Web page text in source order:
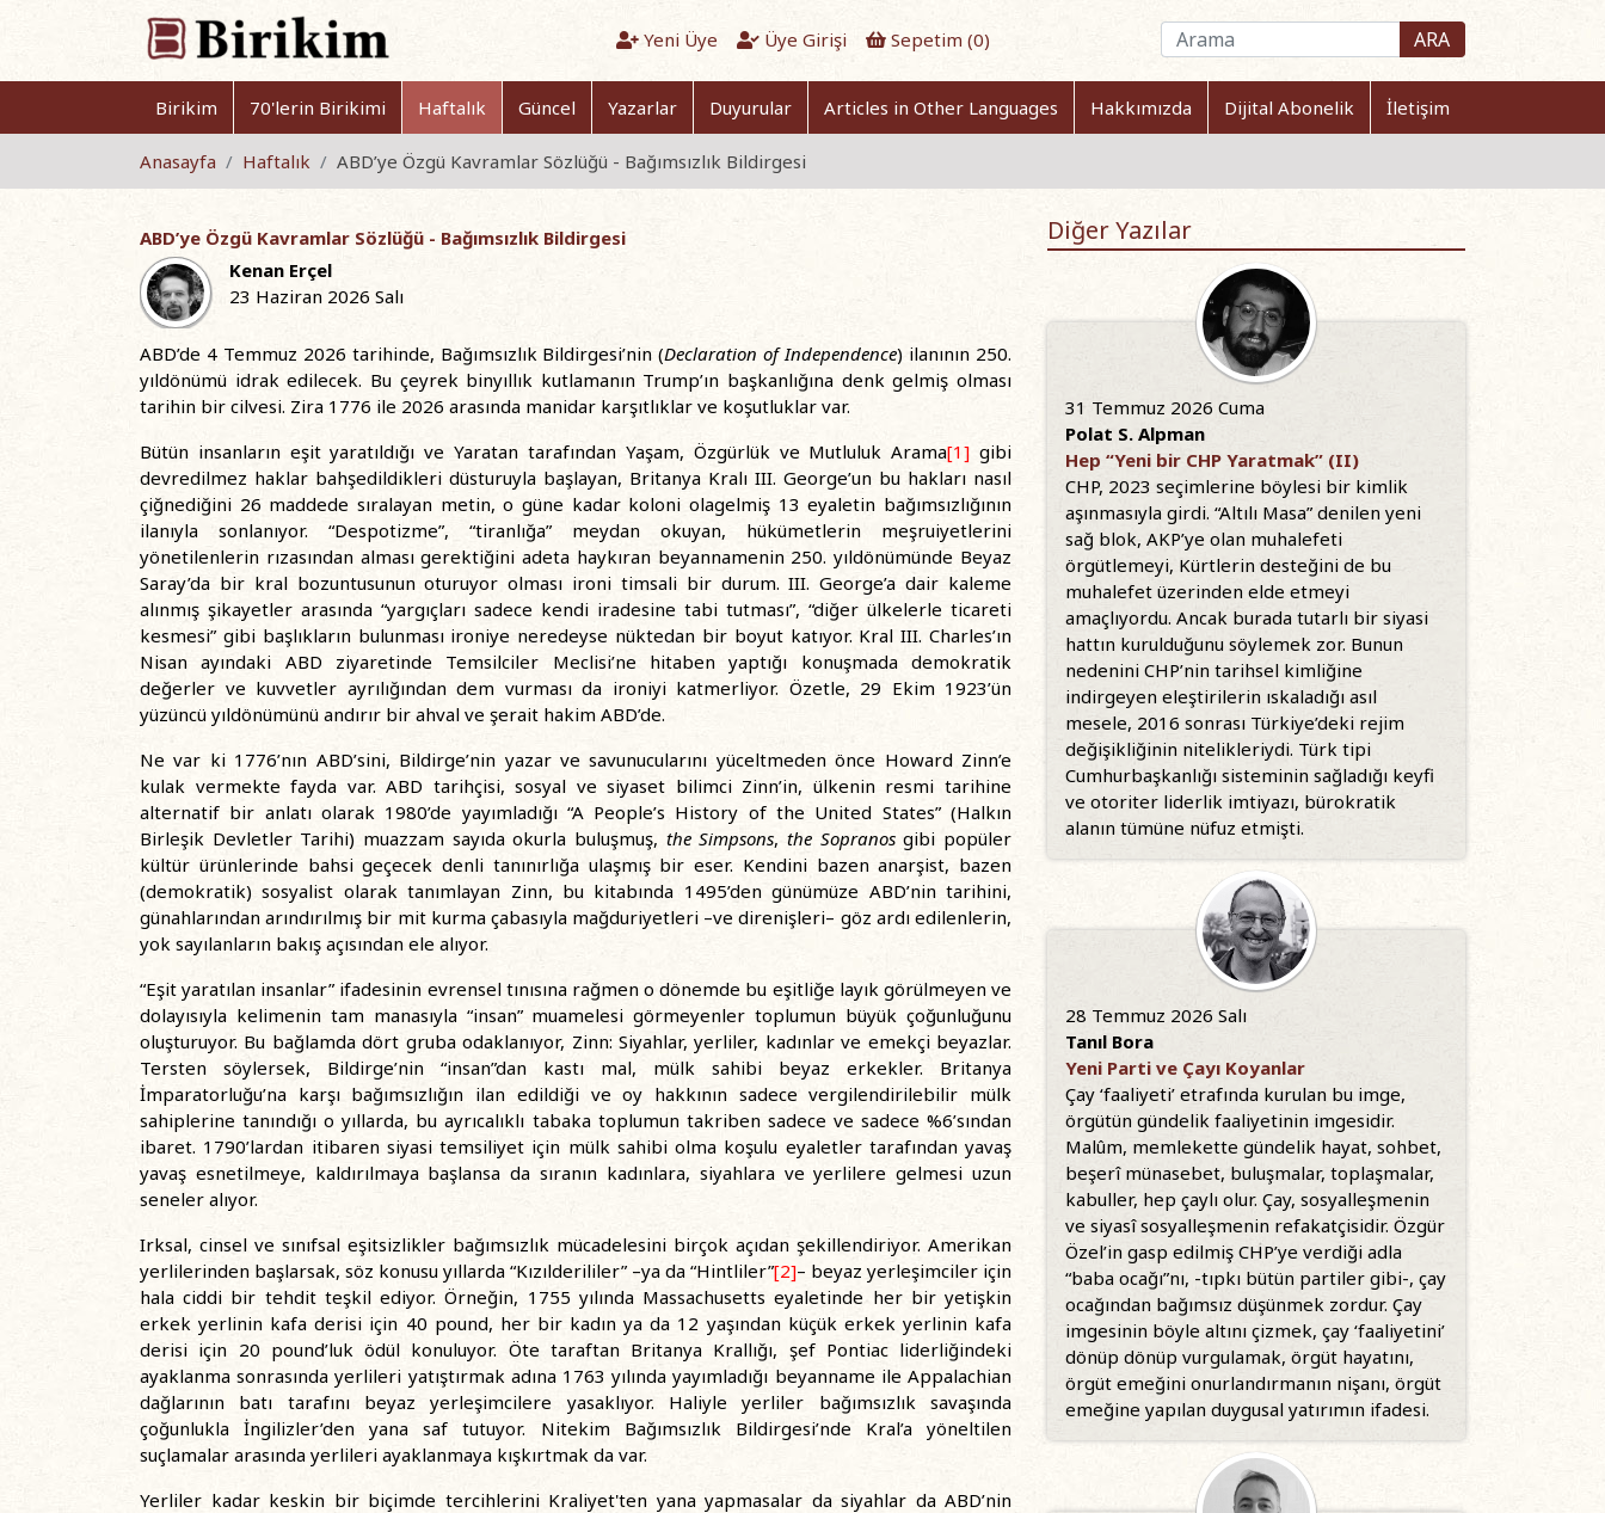
Yeni Üye Üye Girişi Sepetim (0) ARA
Birikim 70'lerin Birikimi Haftalık Güncel Yazarlar Duyurular Articles in Other Languages Hakkımızda Dijital Abonelik İletişim
Anasayfa Haftalık ABD’ye Özgü Kavramlar Sözlüğü - Bağımsızlık Bildirgesi
ABD’ye Özgü Kavramlar Sözlüğü - Bağımsızlık Bildirgesi
Kenan Erçel
23 Haziran 2026 Salı
ABD’de 4 Temmuz 2026 tarihinde, Bağımsızlık Bildirgesi’nin (Declaration of Independence) ilanının 250.
yıldönümü idrak edilecek. Bu çeyrek binyıllık kutlamanın Trump’ın başkanlığına denk gelmiş olması
tarihin bir cilvesi. Zira 1776 ile 2026 arasında manidar karşıtlıklar ve koşutluklar var.
Bütün insanların eşit yaratıldığı ve Yaratan tarafından Yaşam, Özgürlük ve Mutluluk Arama[1] gibi
devredilmez haklar bahşedildikleri düsturuyla başlayan, Britanya Kralı III. George’un bu hakları nasıl
çiğnediğini 26 maddede sıralayan metin, o güne kadar koloni olagelmiş 13 eyaletin bağımsızlığının
ilanıyla sonlanıyor. “Despotizme”, “tiranlığa” meydan okuyan, hükümetlerin meşruiyetlerini
yönetilenlerin rızasından alması gerektiğini adeta haykıran beyannamenin 250. yıldönümünde Beyaz
Saray’da bir kral bozuntusunun oturuyor olması ironi timsali bir durum. III. George’a dair kaleme
alınmış şikayetler arasında “yargıçları sadece kendi iradesine tabi tutması”, “diğer ülkelerle ticareti
kesmesi” gibi başlıkların bulunması ironiye neredeyse nüktedan bir boyut katıyor. Kral III. Charles’ın
Nisan ayındaki ABD ziyaretinde Temsilciler Meclisi’ne hitaben yaptığı konuşmada demokratik
değerler ve kuvvetler ayrılığından dem vurması da ironiyi katmerliyor. Özetle, 29 Ekim 1923’ün
yüzüncü yıldönümünü andırır bir ahval ve şerait hakim ABD’de.
Ne var ki 1776’nın ABD’sini, Bildirge’nin yazar ve savunucularını yüceltmeden önce Howard Zinn’e
kulak vermekte fayda var. ABD tarihçisi, sosyal ve siyaset bilimci Zinn’in, ülkenin resmi tarihine
alternatif bir anlatı olarak 1980’de yayımladığı “A People’s History of the United States” (Halkın
Birleşik Devletler Tarihi) muazzam sayıda okurla buluşmuş, the Simpsons,the Sopranosgibi popüler
kültür ürünlerinde bahsi geçecek denli tanınırlığa ulaşmış bir eser. Kendini bazen anarşist, bazen
(demokratik) sosyalist olarak tanımlayan Zinn, bu kitabında 1495’den günümüze ABD’nin tarihini,
günahlarından arındırılmış bir mit kurma çabasıyla mağduriyetleri –ve direnişleri– göz ardı edilenlerin,
yok sayılanların bakış açısından ele alıyor.
“Eşit yaratılan insanlar” ifadesinin evrensel tınısına rağmen o dönemde bu eşitliğe layık görülmeyen ve
dolayısıyla kelimenin tam manasıyla “insan” muamelesi görmeyenler toplumun büyük çoğunluğunu
oluşturuyor. Bu bağlamda dört gruba odaklanıyor, Zinn: Siyahlar, yerliler, kadınlar ve emekçi beyazlar.
Tersten söylersek, Bildirge’nin “insan”dan kastı mal, mülk sahibi beyaz erkekler. Britanya
İmparatorluğu’na karşı bağımsızlığın ilan edildiği ve oy hakkının sadece vergilendirilebilir mülk
sahiplerine tanındığı o yıllarda, bu ayrıcalıklı tabaka toplumun takriben sadece ve sadece %6’sından
ibaret. 1790’lardan itibaren siyasi temsiliyet için mülk sahibi olma koşulu eyaletler tarafından yavaş
yavaş esnetilmeye, kaldırılmaya başlansa da sıranın kadınlara, siyahlara ve yerlilere gelmesi uzun
seneler alıyor.
Irksal, cinsel ve sınıfsal eşitsizlikler bağımsızlık mücadelesini birçok açıdan şekillendiriyor. Amerikan
yerlilerinden başlarsak, söz konusu yıllarda “Kızılderililer” –ya da “Hintliler”[2]– beyaz yerleşimciler için
hala ciddi bir tehdit teşkil ediyor. Örneğin, 1755 yılında Massachusetts eyaletinde her bir yetişkin
erkek yerlinin kafa derisi için 40 pound, her bir kadın ya da 12 yaşından küçük erkek yerlinin kafa
derisi için 20 pound’luk ödül konuluyor. Öte taraftan Britanya Krallığı, şef Pontiac liderliğindeki
ayaklanma sonrasında yerlileri yatıştırmak adına 1763 yılında yayımladığı beyanname ile Appalachian
dağlarının batı tarafını beyaz yerleşimcilere yasaklıyor. Haliyle yerliler bağımsızlık savaşında
çoğunlukla İngilizler’den yana saf tutuyor. Nitekim Bağımsızlık Bildirgesi’nde Kral’a yöneltilen
suçlamalar arasında yerlileri ayaklanmaya kışkırtmak da var.
Yerliler kadar keskin bir biçimde tercihlerini Kraliyet'ten yana yapmasalar da siyahlar da ABD’nin
Diğer Yazılar
31 Temmuz 2026 Cuma
Polat S. Alpman
Hep “Yeni bir CHP Yaratmak” (II)
CHP, 2023 seçimlerine böylesi bir kimlik
aşınmasıyla girdi. “Altılı Masa” denilen yeni
sağ blok, AKP’ye olan muhalefeti
örgütlemeyi, Kürtlerin desteğini de bu
muhalefet üzerinden elde etmeyi
amaçlıyordu. Ancak burada tutarlı bir siyasi
hattın kurulduğunu söylemek zor. Bunun
nedenini CHP’nin tarihsel kimliğine
indirgeyen eleştirilerin ıskaladığı asıl
mesele, 2016 sonrası Türkiye’deki rejim
değişikliğinin nitelikleriydi. Türk tipi
Cumhurbaşkanlığı sisteminin sağladığı keyfi
ve otoriter liderlik imtiyazı, bürokratik
alanın tümüne nüfuz etmişti.
28 Temmuz 2026 Salı
Tanıl Bora
Yeni Parti ve Çayı Koyanlar
Çay ‘faaliyeti’ etrafında kurulan bu imge,
örgütün gündelik faaliyetinin imgesidir.
Malûm, memlekette gündelik hayat, sohbet,
beşerî münasebet, buluşmalar, toplaşmalar,
kabuller, hep çaylı olur. Çay, sosyalleşmenin
ve siyasî sosyalleşmenin refakatçisidir. Özgür
Özel’in gasp edilmiş CHP’ye verdiği adla
“baba ocağı”nı, -tıpkı bütün partiler gibi-, çay
ocağından bağımsız düşünmek zordur. Çay
imgesinin böyle altını çizmek, çay ‘faaliyetini’
dönüp dönüp vurgulamak, örgüt hayatını,
örgüt emeğini onurlandırmanın nişanı, örgüt
emeğine yapılan duygusal yatırımın ifadesi.